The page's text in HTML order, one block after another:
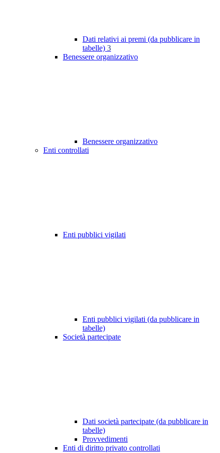
Dati relativi ai premi (da pubblicare in
tabelle) 3
Benessere organizzativo
Benessere organizzativo
Enti controllati
Enti pubblici vigilati
Enti pubblici vigilati (da pubblicare in
tabelle)
Società partecipate
Dati società partecipate (da pubblicare in
tabelle)
Provvedimenti
Enti di diritto privato controllati